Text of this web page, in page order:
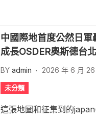
中國際地首度公然日
成長OSDER奧斯德台
BY admin 2026 年 6 月 26
未分類
這張地圖和征集到的